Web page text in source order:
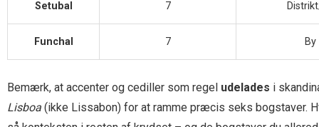
Setubal 7
Funchal 7 By
Bemærk, at accenter og cediller som regel udelades i
Lisboa (ikke Lissabon) for at ramme præcis seks bogstaver.